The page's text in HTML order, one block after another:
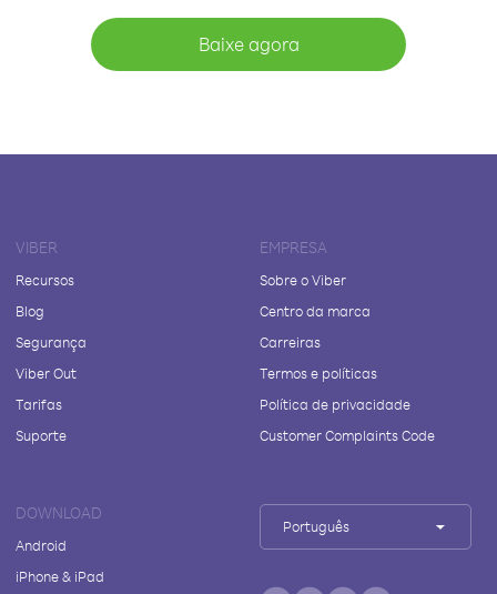
Baixe agora
VIBER
Recursos
Blog
Segurança
Viber Out
Tarifas
Suporte
EMPRESA
Sobre o Viber
Centro da marca
Carreiras
Termos e políticas
Política de privacidade
Customer Complaints Code
DOWNLOAD
Android
iPhone & iPad
Português